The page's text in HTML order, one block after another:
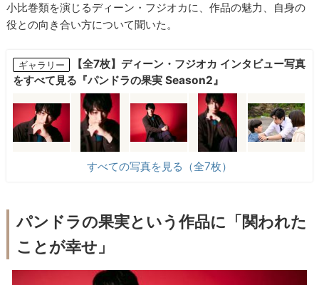
小比巻類を演じるディーン・フジオカに、作品の魅力、自身の
役との向き合い方について聞いた。
ギャラリー
【全7枚】ディーン・フジオカ インタビュー写真
をすべて見る『パンドラの果実 Season2』
すべての写真を見る（全7枚）
パンドラの果実という作品に「関われた
ことが幸せ」